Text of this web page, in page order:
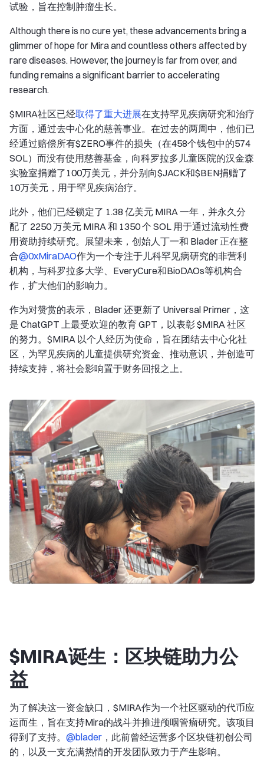
试验，旨在控制肿瘤生长。
Although there is no cure yet, these advancements bring a
glimmer of hope for Mira and countless others affected by
rare diseases. However, the journey is far from over, and
funding remains a significant barrier to accelerating
research.
$MIRA社区已经取得了重大进展在支持罕见疾病研究和治疗
方面，通过去中心化的慈善事业。在过去的两周中，他们已
经通过赔偿所有$ZERO事件的损失（在458个钱包中的574
SOL）而没有使用慈善基金，向科罗拉多儿童医院的汉金森
实验室捐赠了100万美元，并分别向$JACK和$BEN捐赠了
10万美元，用于罕见疾病治疗。
此外，他们已经锁定了 1.38 亿美元 MIRA 一年，并永久分
配了 2250 万美元 MIRA 和 1350 个 SOL 用于通过流动性费
用资助持续研究。展望未来，创始人丁一和 Blader 正在整
合@0xMiraDAO作为一个专注于儿科罕见病研究的非营利
机构，与科罗拉多大学、EveryCure和BioDAOs等机构合
作，扩大他们的影响力。
作为对赞赏的表示，Blader 还更新了 Universal Primer，这
是 ChatGPT 上最受欢迎的教育 GPT，以表彰 $MIRA 社区
的努力。$MIRA 以个人经历为使命，旨在团结去中心化社
区，为罕见疾病的儿童提供研究资金、推动意识，并创造可
持续支持，将社会影响置于财务回报之上。
$MIRA诞生：区块链助力公
益
为了解决这一资金缺口，$MIRA作为一个社区驱动的代币应
运而生，旨在支持Mira的战斗并推进颅咽管瘤研究。该项目
得到了支持。 @blader ，此前曾经运营多个区块链初创公司
的，以及一支充满热情的开发团队致力于产生影响。